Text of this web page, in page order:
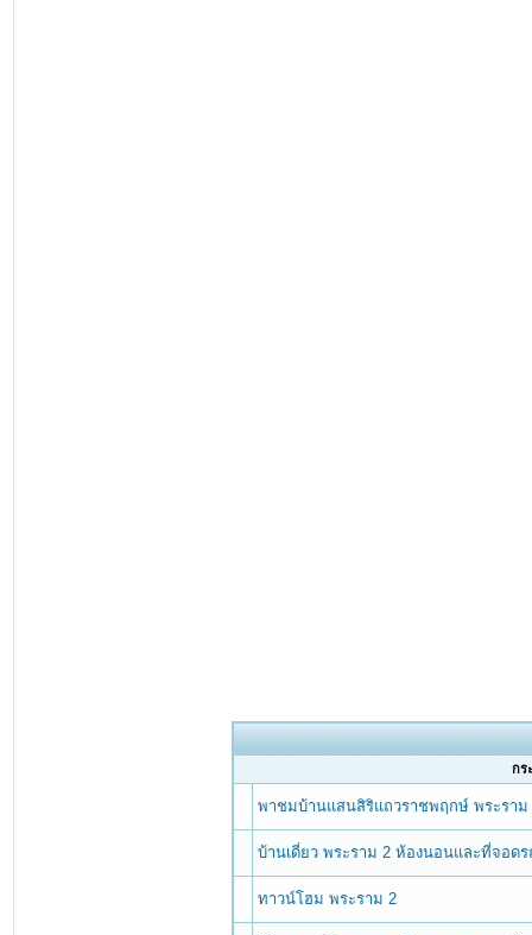
กร
พาชมบ้านแสนสิริแถวราชพฤกษ์ พระรา
บ้านเดี่ยว พระราม 2 ห้องนอนและที่จอด
ทาวน์โฮม พระราม 2